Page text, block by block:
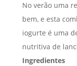
No verão uma
bem, e esta
iogurte é uma
nutritiva de
Ingredientes